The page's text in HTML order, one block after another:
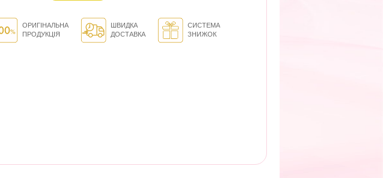
ОРИГІНАЛЬНА
ПРОДУКЦІЯ
ШВИДКА
ДОСТАВКА
СИСТЕМА
ЗНИЖОК